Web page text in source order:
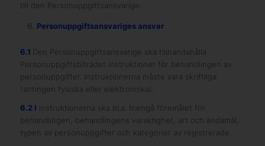
till den Personuppgiftsansvarige.
Personuppgiftsansvariges ansvar
6.1
Den Personuppgiftsansvarige ska tillhandahålla
Personuppgiftsbiträdet instruktioner för behandlingen av
personuppgifter. Instruktionerna måste vara skriftliga
(antingen fysiska eller elektroniska).
6.2 I instruktionerna ska bl.a. framgå föremålet för
behandlingen, behandlingens varaktighet, art och ändamål,
typen av personuppgifter och kategorier av registrerade.